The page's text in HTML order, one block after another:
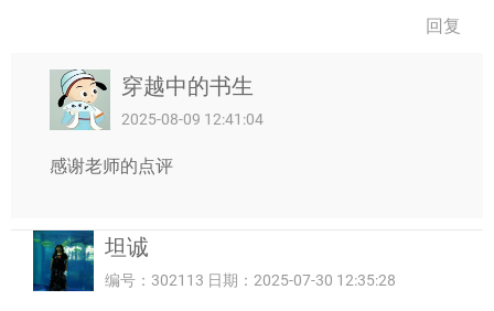
回复
穿越中的书生
2025-08-09 12:41:04
感谢老师的点评
坦诚
编号：302113 日期：2025-07-30 12:35:28